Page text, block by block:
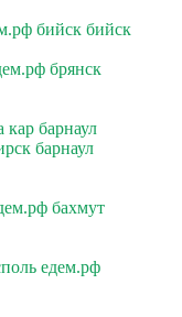
бийск бийск
брянск
кар барнаул
барнаул
бахмут
едем.рф